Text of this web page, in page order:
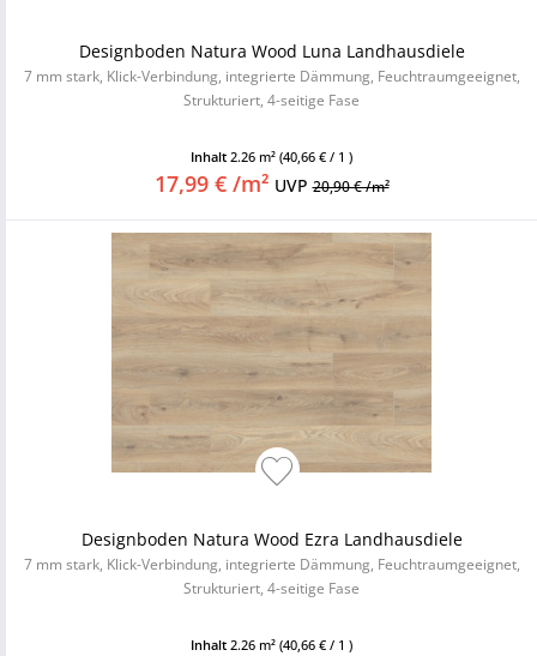
Designboden Natura Wood Luna Landhausdiele
7 mm stark, Klick-Verbindung, integrierte Dämmung, Feuchtraumgeeignet,
Strukturiert, 4-seitige Fase
Inhalt 2.26 m² (40,66 € / 1 )
17,99 € /m² UVP20,90 € /m²
Designboden Natura Wood Ezra Landhausdiele
7 mm stark, Klick-Verbindung, integrierte Dämmung, Feuchtraumgeeignet,
Strukturiert, 4-seitige Fase
Inhalt 2.26 m² (40,66 € / 1 )